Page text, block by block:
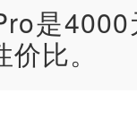
是
比。